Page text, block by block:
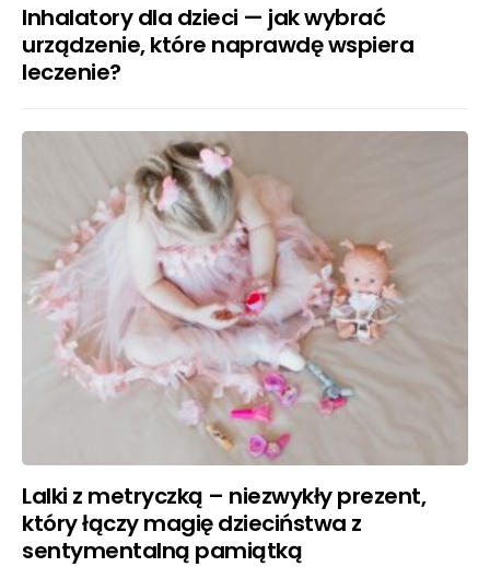
Inhalatory dla dzieci — jak wybrać
urządzenie, które naprawdę wspiera
leczenie?
Lalki z metryczką – niezwykły prezent,
który łączy magię dzieciństwa z
sentymentalną pamiątką